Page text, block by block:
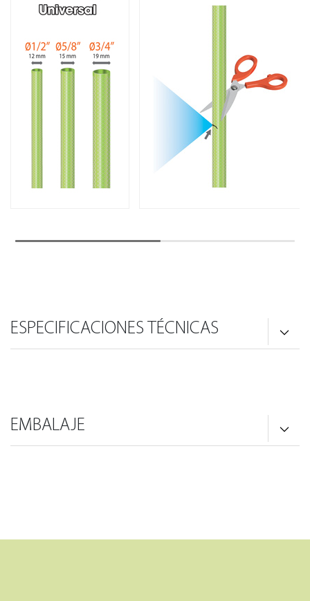
ESPECIFICACIONES TÉCNICAS
EMBALAJE